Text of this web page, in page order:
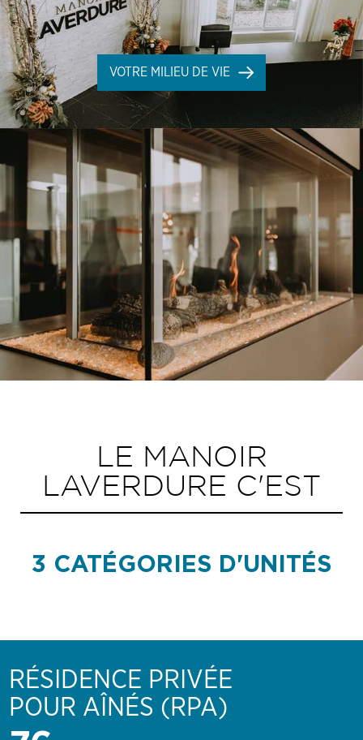
VOTRE MILIEU DE VIE
LE MANOIR
LAVERDURE C'EST
3 CATÉGORIES D'UNITÉS
RÉSIDENCE PRIVÉE
POUR AÎNÉS (RPA)